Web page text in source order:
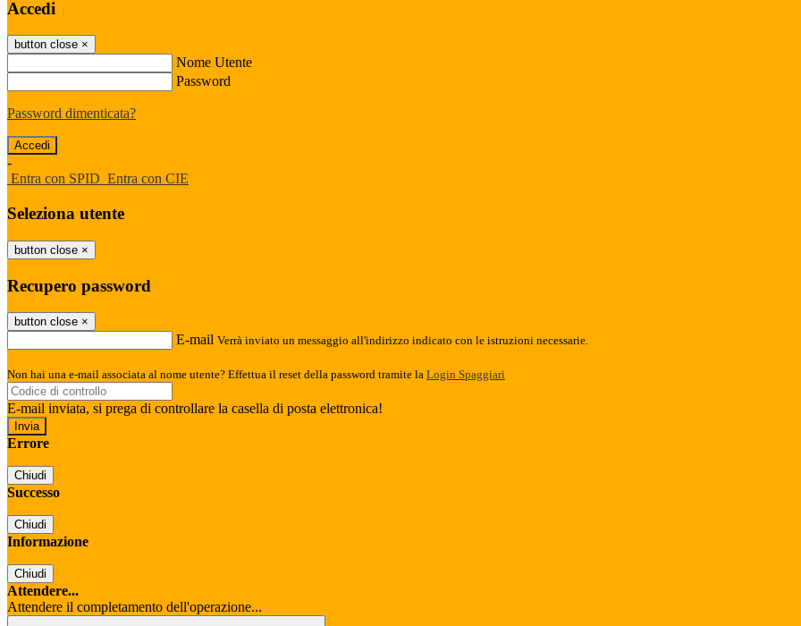
Accedi
button close ×
Nome Utente
Password
Password dimenticata?
-
Entra con SPID Entra con CIE
Seleziona utente
button close ×
Recupero password
button close ×
E-mail Verrà inviato un messaggio all'indirizzo indicato con le istruzioni necessarie.
Non hai una e-mail associata al nome utente? Effettua il reset della password tramite la Login Spaggiari
E-mail inviata, si prega di controllare la casella di posta elettronica!
Errore
Chiudi
Successo
Chiudi
Informazione
Chiudi
Attendere...
Attendere il completamento dell'operazione...